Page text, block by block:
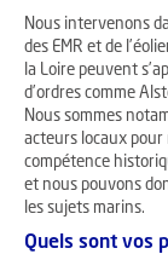
Nous intervenons
des EMR et de
la Loire peuvent
d’ordres comme
Nous sommes
acteurs locaux pour
compétence
et nous pouvons
les sujets marins.
Quels sont vos